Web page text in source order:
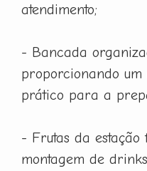
atendimento;
- Bancada
proporcionando um
prático para a
- Frutas da
montagem de